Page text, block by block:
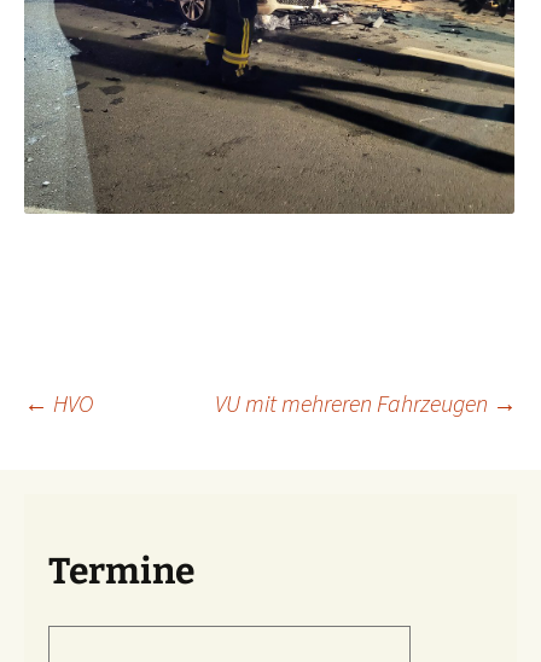
Beitragsnavigation
← HVO VU mit mehreren Fahrzeugen →
Termine